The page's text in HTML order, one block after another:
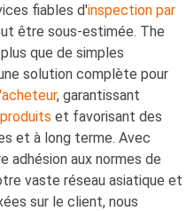
fiables d'inspection par
être sous-estimée. The
que de simples
solution complète pour
, garantissant
et favorisant des
et à long terme. Avec
adhésion aux normes de
vaste réseau asiatique et
sur le client, nous